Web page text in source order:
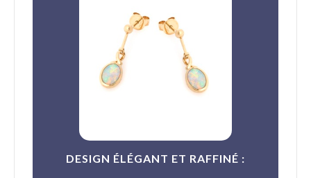
DESIGN ÉLÉGANT ET RAFFINÉ :